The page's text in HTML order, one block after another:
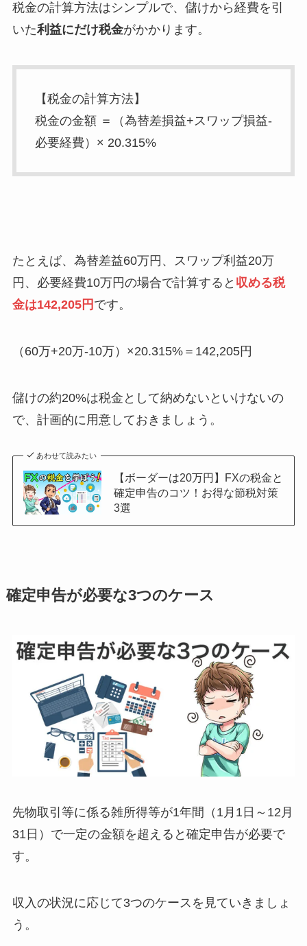
税金の計算方法はシンプルで、儲けから経費を引
いた利益にだけ税金がかかります。
【税金の計算方法】
税金の金額 ＝（為替差損益+スワップ損益-
必要経費）× 20.315%
たとえば、為替差益60万円、スワップ利益20万
円、必要経費10万円の場合で計算すると 収める税
金は142,205円 です。
（60万+20万-10万）×20.315%＝142,205円
儲けの約20%は税金として納めないといけないの
で、計画的に用意しておきましょう。
あわせて読みたい
【ボーダーは20万円】FXの税金と
確定申告のコツ！お得な節税対策
3選
確定申告が必要な3つのケース
先物取引等に係る雑所得等が1年間（1月1日～12月
31日）で一定の金額を超えると確定申告が必要で
す。
収入の状況に応じて3つのケースを見ていきましょ
う。